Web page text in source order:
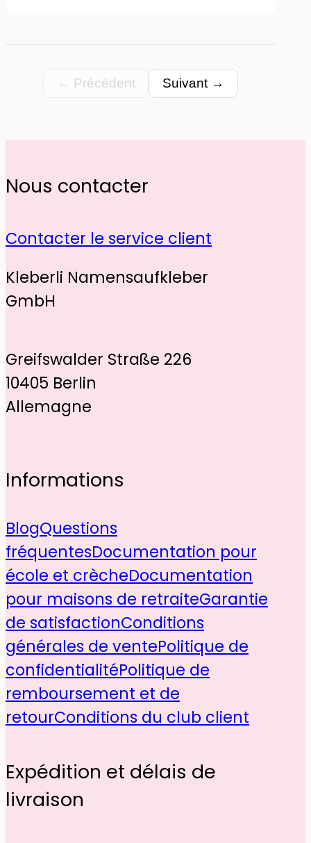
tous supports !
← Précédent Suivant →
Nous contacter
Contacter le service client
Kleberli Namensaufkleber
GmbH
Greifswalder Straße 226
10405 Berlin
Allemagne
Informations
BlogQuestions
fréquentesDocumentation pour
école et crècheDocumentation
pour maisons de retraiteGarantie
de satisfactionConditions
générales de ventePolitique de
confidentialitéPolitique de
remboursement et de
retourConditions du club client
Expédition et délais de
livraison